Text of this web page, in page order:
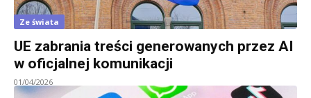
Ze świata
UE zabrania treści generowanych przez AI
w oficjalnej komunikacji
01/04/2026